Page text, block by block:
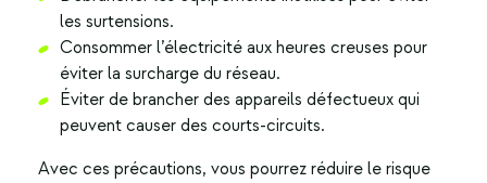
les surtensions.
Consommer l’électricité aux heures creuses pour
éviter la surcharge du réseau.
Éviter de brancher des appareils défectueux qui
peuvent causer des courts-circuits.
Avec ces précautions, vous pourrez réduire le risque